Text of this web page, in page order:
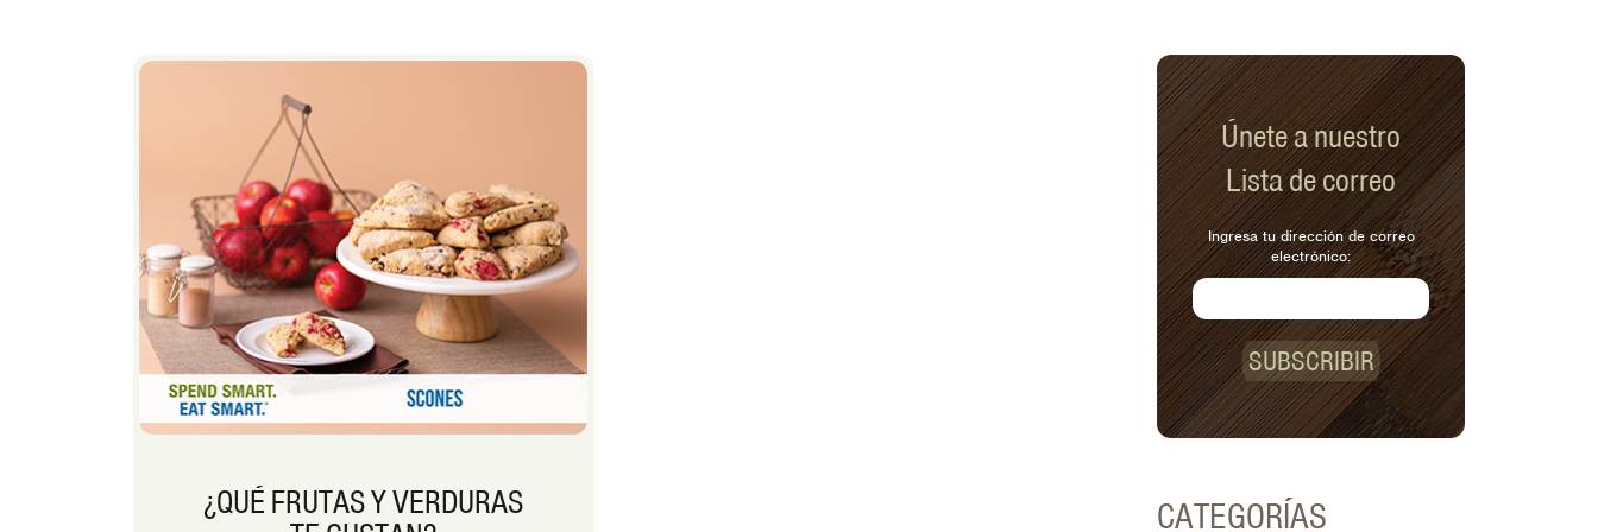
¿QUÉ FRUTAS Y VERDURAS
Únete a nuestro
Lista de correo
Ingresa tu dirección de correo
electrónico:
SUBSCRIBIR
CATEGORÍAS